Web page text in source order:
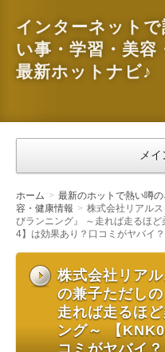
インターネット
い事・学習・美容
最新ホットナビ♪
メ
ホーム
最新のホットで熱い噂
容・健康情報
株式会社リアル
びランニング』 ～走れば走るほ
4】は効果あり？口コミがヤバイ？
株式会社リア
の兼子ただし
走れば走るほ
ング～ 【
コミがヤバイ？